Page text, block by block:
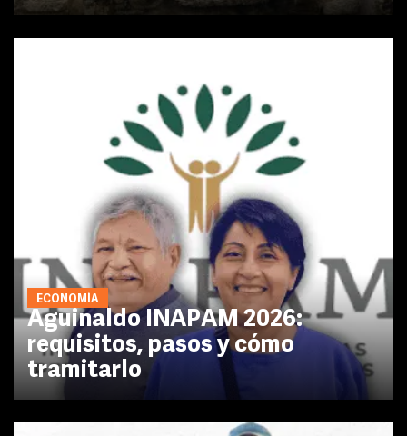
ECONOMÍA
Aguinaldo INAPAM 2026:
requisitos, pasos y cómo
tramitarlo